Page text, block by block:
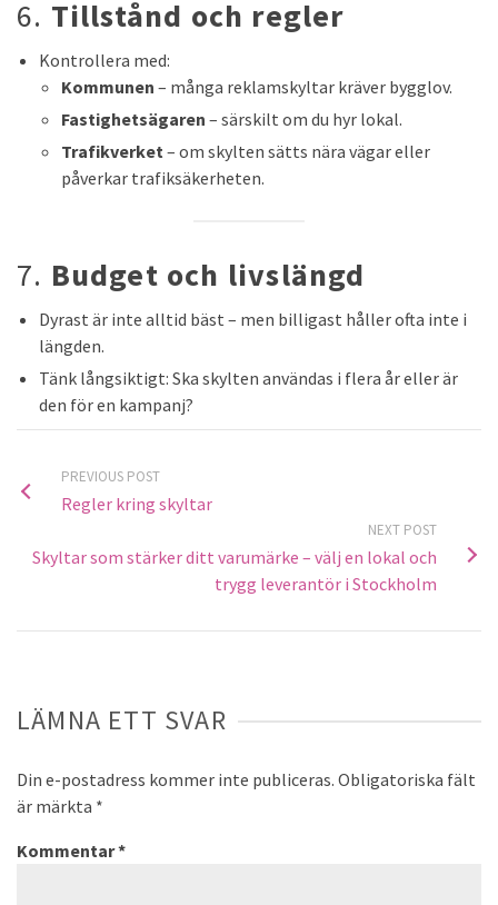
6. Tillstånd och regler
Kontrollera med:
Kommunen – många reklamskyltar kräver bygglov.
Fastighetsägaren – särskilt om du hyr lokal.
Trafikverket– om skylten sätts nära vägar eller
påverkar trafiksäkerheten.
7. Budget och livslängd
Dyrast är inte alltid bäst – men billigast håller ofta inte i
längden.
Tänk långsiktigt: Ska skylten användas i flera år eller är
den för en kampanj?
PREVIOUS POST
Regler kring skyltar
NEXT POST
Skyltar som stärker ditt varumärke – välj en lokal och
trygg leverantör i Stockholm
LÄMNA ETT SVAR
Din e-postadress kommer inte publiceras. Obligatoriska fält
är märkta *
Kommentar*